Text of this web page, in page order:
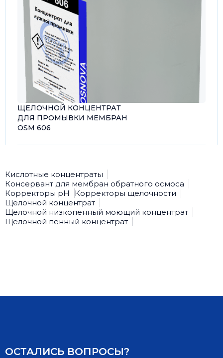
ЩЕЛОЧНОЙ КОНЦЕНТРАТ
ДЛЯ ПРОМЫВКИ МЕМБРАН
OSM 606
Кислотные концентраты
Консервант для мембран обратного осмоса
Корректоры рН
Корректоры щелочности
Щелочной концентрат
Щелочной низкопенный моющий концентрат
Щелочной пенный концентрат
ОСТАЛИСЬ ВОПРОСЫ?